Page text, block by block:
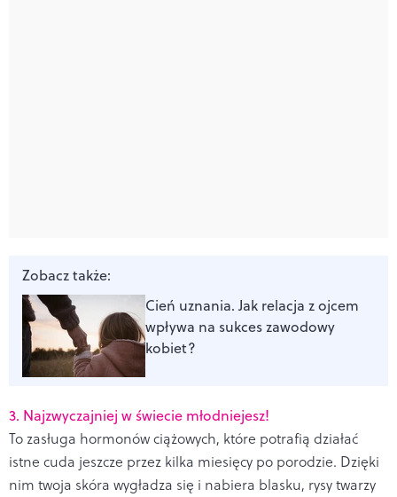
Zobacz także:
Cień uznania. Jak relacja z ojcem
wpływa na sukces zawodowy
kobiet?
3. Najzwyczajniej w świecie młodniejesz!
To zasługa hormonów ciążowych, które potrafią działać
istne cuda jeszcze przez kilka miesięcy po porodzie. Dzięki
nim twoja skóra wygładza się i nabiera blasku, rysy twarzy